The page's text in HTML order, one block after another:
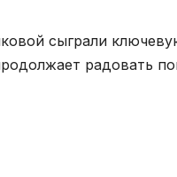
сыграли
радовать